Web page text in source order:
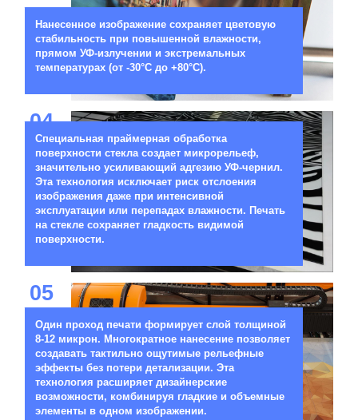
Нанесенное изображение сохраняет цветовую
стабильность при повышенной влажности,
прямом УФ-излучении и экстремальных
температурах (от -30°C до +80°C).
04
Специальная праймерная обработка
поверхности стекла создает микрорельеф,
значительно усиливающий адгезию УФ-чернил.
Эта технология исключает риск отслоения
изображения даже при интенсивной
эксплуатации или перепадах влажности. Печать
на стекле сохраняет гладкость видимой
поверхности.
05
Один проход печати формирует слой толщиной
8-12 микрон. Многократное нанесение позволяет
создавать тактильно ощутимые рельефные
эффекты без потери детализации. Эта
технология расширяет дизайнерские
возможности, комбинируя гладкие и объемные
элементы в одном изображении.